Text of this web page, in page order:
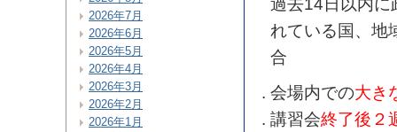
過去14日以内に
れている国、地
合
会場内での大き
講習会終了後２
2026年7月
2026年6月
2026年5月
2026年4月
2026年3月
2026年2月
2026年1月